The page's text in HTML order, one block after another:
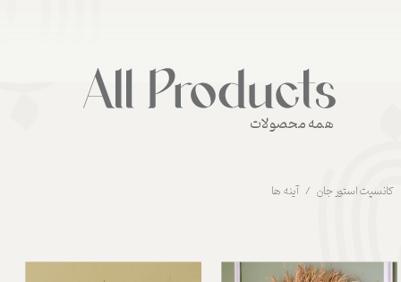
همه محصولات
کانسپت استور جان آینه ها